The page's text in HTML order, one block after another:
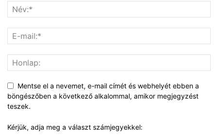
Mentse el a nevemet, e-mail címét és webhelyét ebben a
böngészőben a következő alkalommal, amikor megjegyzést
teszek.
Kérjük, adja meg a választ számjegyekkel: